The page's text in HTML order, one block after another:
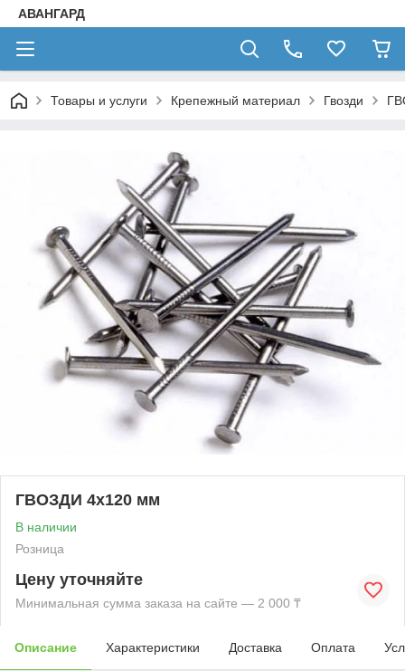
АВАНГАРД
Товары и услуги Крепежный материал Гвозди
ГВОЗДИ 4х120 мм
В наличии
Розница
Цену уточняйте
Минимальная сумма заказа на сайте — 2 000 ₸
Описание Характеристики Доставка Оплата